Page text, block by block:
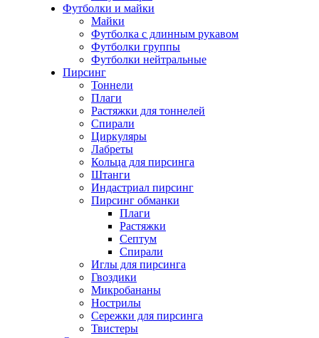
Футболки и майки
Майки
Футболка с длинным рукавом
Футболки группы
Футболки нейтральные
Пирсинг
Тоннели
Плаги
Растяжки для тоннелей
Спирали
Циркуляры
Лабреты
Кольца для пирсинга
Штанги
Индастриал пирсинг
Пирсинг обманки
Плаги
Растяжки
Септум
Спирали
Иглы для пирсинга
Гвоздики
Микробананы
Нострилы
Сережки для пирсинга
Твистеры